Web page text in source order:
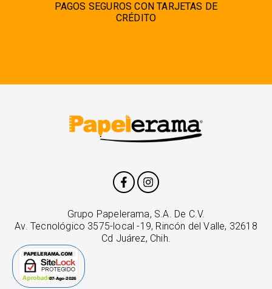
PAGOS SEGUROS CON TARJETAS DE
CRÉDITO
Grupo Papelerama, S.A. De C.V.
Av. Tecnológico 3575-local -19, Rincón del Valle, 32618
Cd Juárez, Chih.